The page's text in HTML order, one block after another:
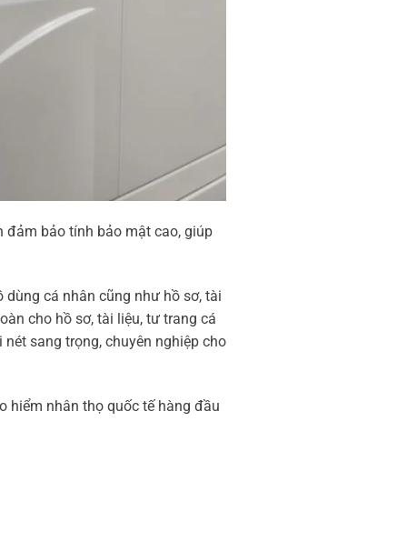
bảo tính bảo mật cao, giúp
cá nhân cũng như hồ sơ, tài
cho hồ sơ, tài liệu, tư trang cá
sang trọng, chuyên nghiệp cho
hiểm nhân thọ quốc tế hàng đầu